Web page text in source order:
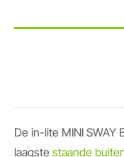
De in-lite MINI SWAY
laagste staande